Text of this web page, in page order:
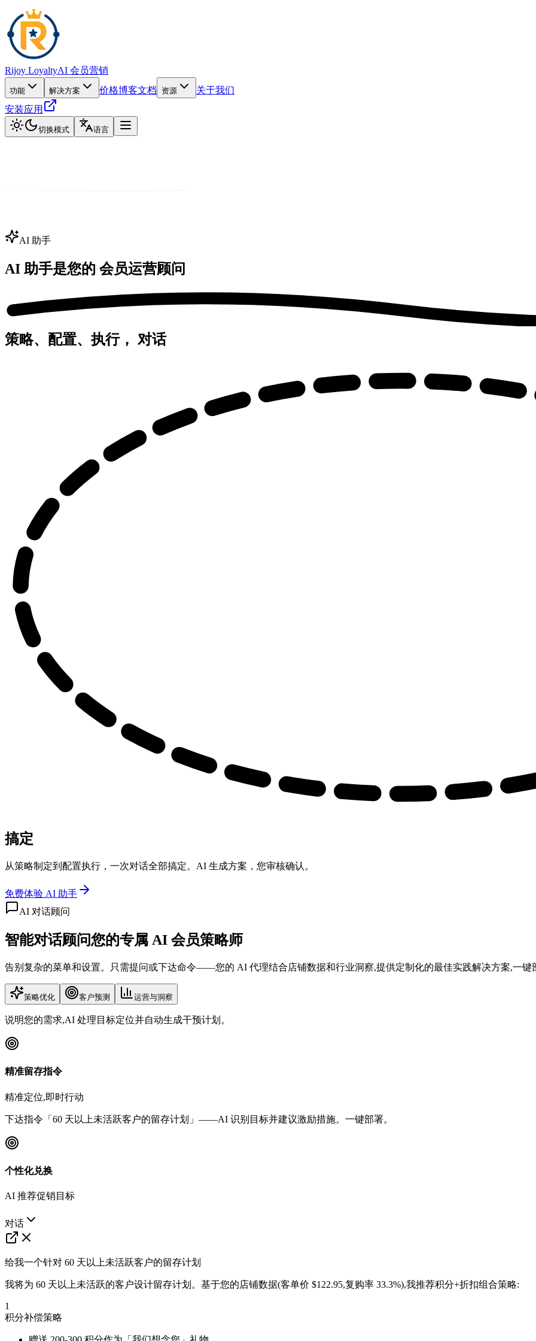
Rijoy LoyaltyAI 会员营销
功能 解决方案 价格博客文档 资源
关于我们
安装应用
切换模式 语言
AI 助手
AI 助手是您的 会员运营顾问
策略、配置、执行， 对话
搞定
从策略制定到配置执行，一次对话全部搞定。AI 生成方案，您审核确认。
免费体验 AI 助手
AI 对话顾问
智能对话顾问您的专属 AI 会员策略师
告别复杂的菜单和设置。只需提问或下达命令——您的 AI 代理结合店铺数据和行业洞察,提供定制化的最佳实践解决方案,一键
策略优化 客户预测 运营与洞察
说明您的需求,AI 处理目标定位并自动生成干预计划。
精准留存指令
精准定位,即时行动
下达指令「60 天以上未活跃客户的留存计划」——AI 识别目标并建议激励措施。一键部署。
个性化兑换
AI 推荐促销目标
对话
给我一个针对 60 天以上未活跃客户的留存计划
我将为 60 天以上未活跃的客户设计留存计划。基于您的店铺数据(客单价 $122.95,复购率 33.3%),我推荐积分+折扣组合策略:
1
积分补偿策略